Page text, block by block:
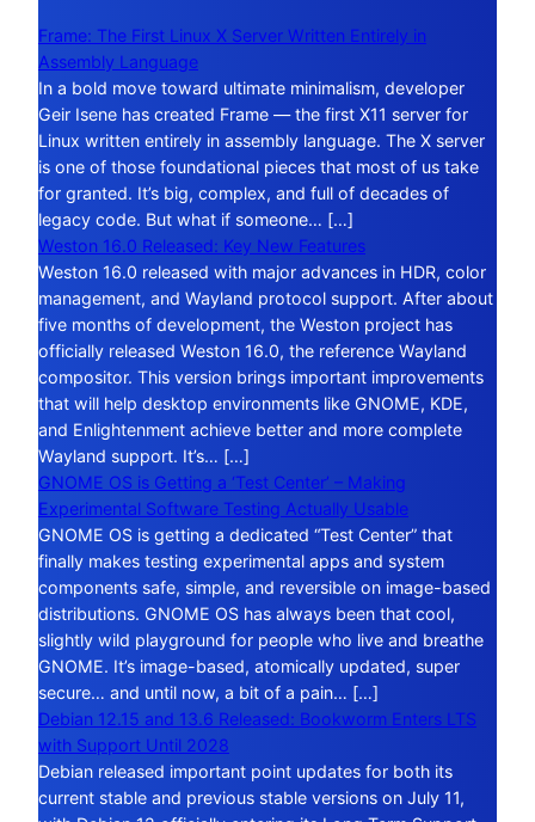
Frame: The First Linux X Server Written Entirely in
Assembly Language
In a bold move toward ultimate minimalism, developer
Geir Isene has created Frame — the first X11 server for
Linux written entirely in assembly language. The X server
is one of those foundational pieces that most of us take
for granted. It’s big, complex, and full of decades of
legacy code. But what if someone… […]
Weston 16.0 Released: Key New Features
Weston 16.0 released with major advances in HDR, color
management, and Wayland protocol support. After about
five months of development, the Weston project has
officially released Weston 16.0, the reference Wayland
compositor. This version brings important improvements
that will help desktop environments like GNOME, KDE,
and Enlightenment achieve better and more complete
Wayland support. It’s… […]
GNOME OS is Getting a ‘Test Center’ – Making
Experimental Software Testing Actually Usable
GNOME OS is getting a dedicated “Test Center” that
finally makes testing experimental apps and system
components safe, simple, and reversible on image-based
distributions. GNOME OS has always been that cool,
slightly wild playground for people who live and breathe
GNOME. It’s image-based, atomically updated, super
secure… and until now, a bit of a pain… […]
Debian 12.15 and 13.6 Released: Bookworm Enters LTS
with Support Until 2028
Debian released important point updates for both its
current stable and previous stable versions on July 11,